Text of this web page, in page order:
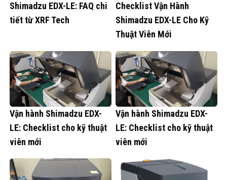
Shimadzu EDX-LE: FAQ chi
tiết từ XRF Tech
Checklist Vận Hành
Shimadzu EDX-LE Cho Kỹ
Thuật Viên Mới
Vận hành Shimadzu EDX-
LE: Checklist cho kỹ thuật
viên mới
Vận hành Shimadzu EDX-
LE: Checklist cho kỹ thuật
viên mới